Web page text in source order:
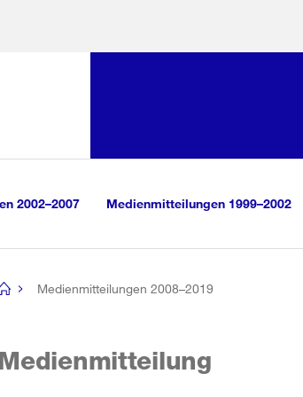
2002–2007 Medienmitteilungen 1999–2002
Medienmitteilungen 2008–2019